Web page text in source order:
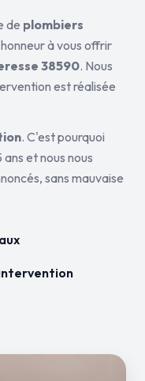
de plombiers
à vous offrir
38590. Nous
est réalisée
. C'est pourquoi
et nous nous
sans mauvaise